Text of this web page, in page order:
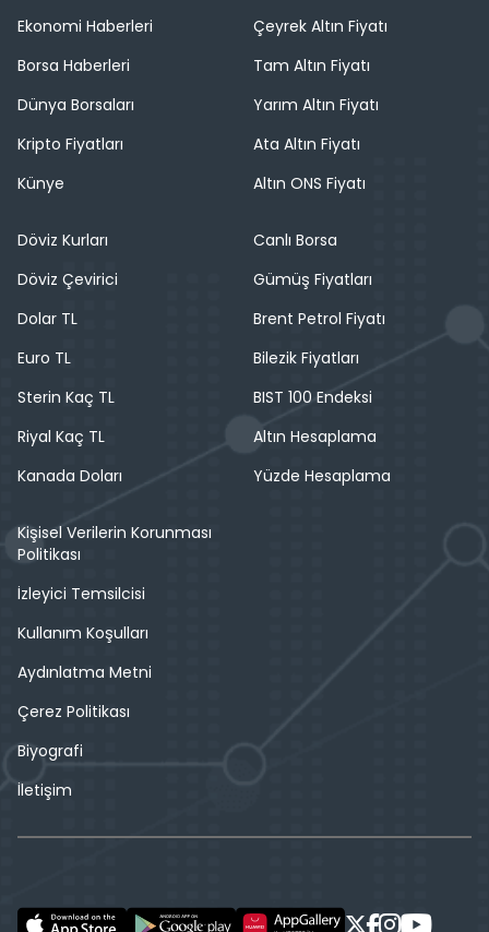
Ekonomi Haberleri
Borsa Haberleri
Dünya Borsaları
Kripto Fiyatları
Künye
Çeyrek Altın Fiyatı
Tam Altın Fiyatı
Yarım Altın Fiyatı
Ata Altın Fiyatı
Altın ONS Fiyatı
Döviz Kurları
Döviz Çevirici
Dolar TL
Euro TL
Sterin Kaç TL
Riyal Kaç TL
Kanada Doları
Canlı Borsa
Gümüş Fiyatları
Brent Petrol Fiyatı
Bilezik Fiyatları
BIST 100 Endeksi
Altın Hesaplama
Yüzde Hesaplama
Kişisel Verilerin Korunması
Politikası
İzleyici Temsilcisi
Kullanım Koşulları
Aydınlatma Metni
Çerez Politikası
Biyografi
İletişim